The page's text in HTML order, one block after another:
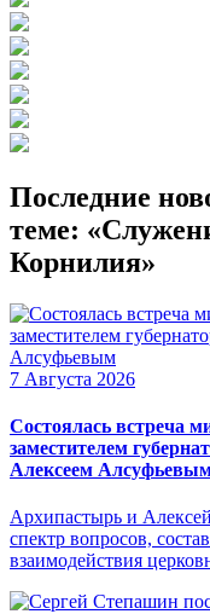
Последние
теме:
Корнилия»
7 Августа 2026
Состоялась встреча
заместителем
Алексеем
Архипастырь и
спектр вопросов,
взаимодействия